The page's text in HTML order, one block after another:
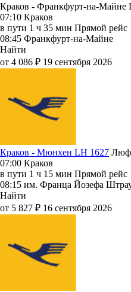
Краков - Франкфурт-на-Майне
07:10 Краков
в пути 1 ч 35 мин Прямой рейс
08:45 Франкфурт-на-Майне
Найти
от 4 086 ₽ 19 сентября 2026
Краков - Мюнхен LH 1627
07:00 Краков
в пути 1 ч 15 мин Прямой рейс
08:15 им. Франца Йозефа
Найти
от 5 827 ₽ 16 сентября 2026